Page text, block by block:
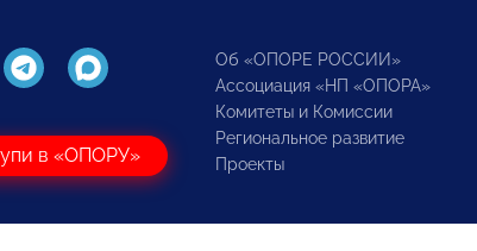
в «ОПОРУ»
Об «ОПОРЕ РОССИИ»
Ассоциация «НП «ОПОРА»
Комитеты и Комиссии
Региональное развитие
Проекты